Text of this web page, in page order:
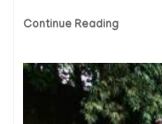
Continue Reading